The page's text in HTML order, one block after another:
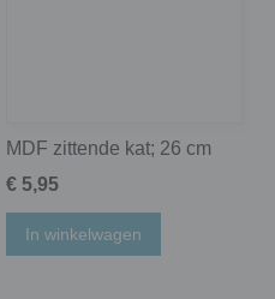
MDF zittende kat; 26 cm
€ 5,95
In winkelwagen